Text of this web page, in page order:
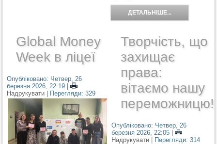
ДЕТАЛЬНІШЕ...
Global Money
Week в ліцеї
Опубліковано: Четвер, 26
березня 2026, 22:19 |
Надрукувати | Перегляди: 329
Творчість, що
захищає
права:
вітаємо нашу
переможницю!
Опубліковано: Четвер, 26
березня 2026, 22:05|
Надрукувати | Перегляди: 314